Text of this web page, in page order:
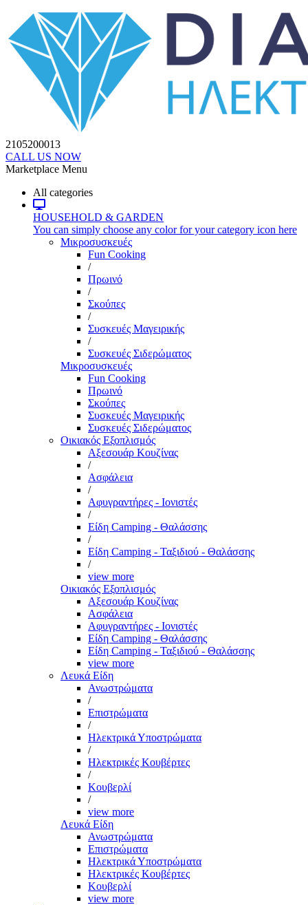
2105200013
CALL US NOW
Marketplace Menu
All categories
HOUSEHOLD & GARDEN
You can simply choose any color for your category icon here
Μικροσυσκευές
Fun Cooking
/
Πρωινό
/
Σκούπες
/
Συσκευές Μαγειρικής
/
Συσκευές Σιδερώματος
Μικροσυσκευές
Fun Cooking
Πρωινό
Σκούπες
Συσκευές Μαγειρικής
Συσκευές Σιδερώματος
Οικιακός Εξοπλισμός
Αξεσουάρ Κουζίνας
/
Ασφάλεια
/
Αφυγραντήρες - Ιονιστές
/
Είδη Camping - Θαλάσσης
/
Είδη Camping - Ταξιδιού - Θαλάσσης
/
view more
Οικιακός Εξοπλισμός
Αξεσουάρ Κουζίνας
Ασφάλεια
Αφυγραντήρες - Ιονιστές
Είδη Camping - Θαλάσσης
Είδη Camping - Ταξιδιού - Θαλάσσης
view more
Λευκά Είδη
Ανωστρώματα
/
Επιστρώματα
/
Ηλεκτρικά Υποστρώματα
/
Ηλεκτρικές Κουβέρτες
/
Κουβερλί
/
view more
Λευκά Είδη
Ανωστρώματα
Επιστρώματα
Ηλεκτρικά Υποστρώματα
Ηλεκτρικές Κουβέρτες
Κουβερλί
view more